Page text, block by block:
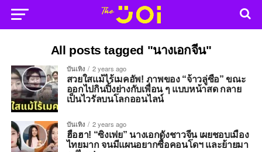
All posts tagged "นางเอกจีน"
บันเทิง 2 years ago
สวยใสแม้ไร้เมคอัพ! ภาพของ “จ้าวลู่ซือ” ขณะ
ออกไปกินปิ้งย่างกับเพื่อน ๆ แบบหน้าสด กลาย
เป็นไวรัลบนโลกออนไลน์
บันเทิง 2 years ago
ฮือฮา! “ซิงเฟย” นางเอกดังชาวจีน เผยชอบเมือง
ไทยมาก จนมีแผนอยากซื้อคอนโดฯ และย้ายมา